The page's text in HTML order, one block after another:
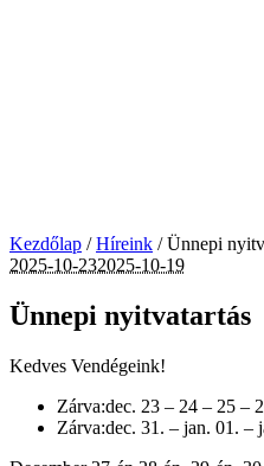
Kezdőlap /Híreink /Ünnepi
2025-10-232025-10-19
Ünnepi nyitvatartás
Kedves Vendégeink!
Zárva:dec. 23 – 24 – 25 –
Zárva:dec. 31. – jan. 01. –